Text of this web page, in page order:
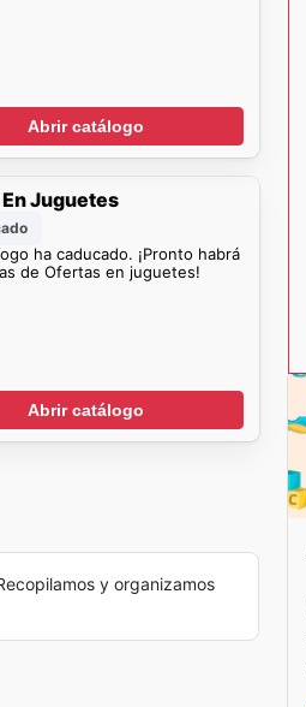
Abrir catálogo
Juguetes
ha caducado. ¡Pronto habrá
de Ofertas en juguetes!
Abrir catálogo
y organizamos